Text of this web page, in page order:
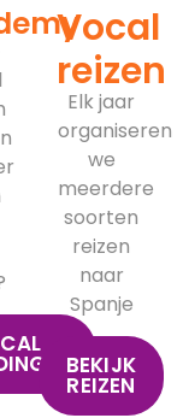
Vocal
reizen
Elk jaar
organiseren
we
meerdere
soorten
reizen
naar
Spanje
BEKIJK
REIZEN